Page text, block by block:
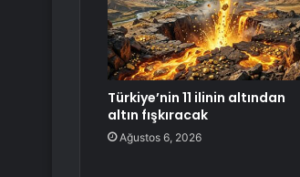
Türkiye’nin 11 ilinin altından
altın fışkıracak
Ağustos 6, 2026